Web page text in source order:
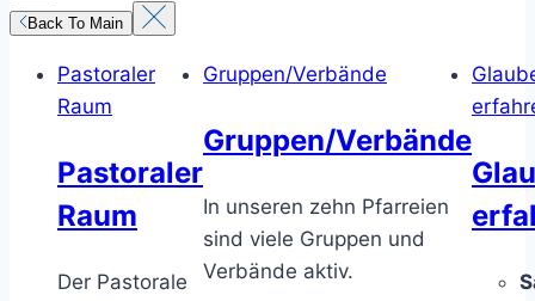
Back To Main
Pastoraler
Raum
Pastoraler
Raum
Der Pastorale
Gruppen/Verbände
Gruppen/Verbände
In unseren zehn Pfarreien
sind viele Gruppen und
Verbände aktiv.